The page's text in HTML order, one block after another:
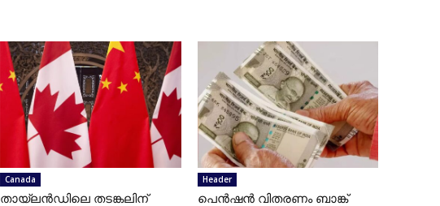
Canada
തായ്‌ലൻഡിലെ തടങ്കലിന്
Header
പെൻഷൻ വിതരണം ബാങ്ക്